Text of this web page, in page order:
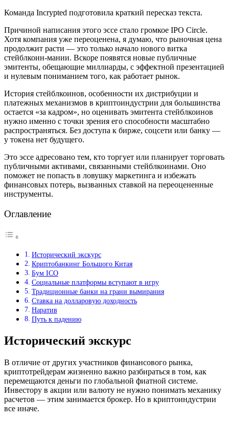
Команда Incrypted подготовила краткий пересказ текста.
Причиной написания этого эссе стало громкое IPO Circle.
Хотя компания уже переоценена, я думаю, что рыночная цена
продолжит расти — это только начало нового витка
стейблкоин-мании. Вскоре появятся новые публичные
эмитенты, обещающие миллиарды, с эффектной презентацией
и нулевым пониманием того, как работает рынок.
История стейблкоинов, особенности их дистрибуции и
платежных механизмов в криптоиндустрии для большинства
остается «за кадром», но оценивать эмитента стейблкоинов
нужно именно с точки зрения его способности масштабно
распространяться. Без доступа к бирже, соцсети или банку —
у токена нет будущего.
Это эссе адресовано тем, кто торгует или планирует торговать
публичными активами, связанными стейблкоинами. Оно
поможет не попасть в ловушку маркетинга и избежать
финансовых потерь, вызванных ставкой на переоцененные
инструменты.
Оглавление
Исторический экскурс
Криптобанкинг Большого Китая
Бум ICO
Социальные платформы вступают в игру
Традиционные банки на грани вымирания
Ставка на долларовую доходность
Наратив
Путь к падению
Исторический экскурс
В отличие от других участников финансового рынка,
криптотрейдерам жизненно важно разбираться в том, как
перемещаются деньги по глобальной фиатной системе.
Инвестору в акции или валюту не нужно понимать механику
расчетов — этим занимается брокер. Но в криптоиндустрии
все иначе.